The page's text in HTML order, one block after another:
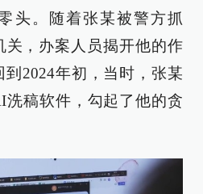
头。随着张某被警方抓
关，办案人员揭开他的作
2024年初，当时，张某
稿软件，勾起了他的贪